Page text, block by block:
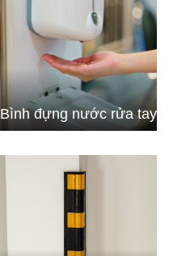
Bình đựng nước rửa tay